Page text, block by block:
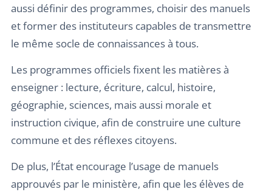
aussi définir des programmes, choisir des manuels
et former des instituteurs capables de transmettre
le même socle de connaissances à tous.
Les programmes officiels fixent les matières à
enseigner : lecture, écriture, calcul, histoire,
géographie, sciences, mais aussi morale et
instruction civique, afin de construire une culture
commune et des réflexes citoyens.
De plus, l’État encourage l’usage de manuels
approuvés par le ministère, afin que les élèves de